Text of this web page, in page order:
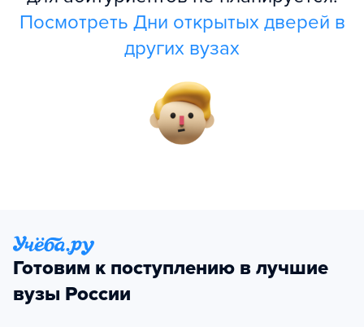
Посмотреть Дни открытых дверей в
других вузах
Готовим к поступлению в лучшие
вузы России